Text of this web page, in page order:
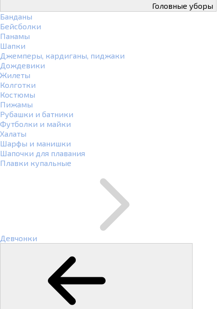
Головные уборы
Банданы
Бейсболки
Панамы
Шапки
Джемперы, кардиганы, пиджаки
Дождевики
Жилеты
Колготки
Костюмы
Пижамы
Рубашки и батники
Футболки и майки
Халаты
Шарфы и манишки
Шапочки для плавания
Плавки купальные
Девчонки